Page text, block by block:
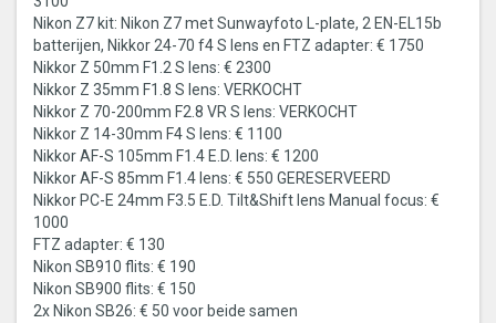
Nikon Z7 kit: Nikon Z7 met Sunwayfoto L-plate, 2 EN-EL15b
batterijen, Nikkor 24-70 f4 S lens en FTZ adapter: € 1750
Nikkor Z 50mm F1.2 S lens: € 2300
Nikkor Z 35mm F1.8 S lens: VERKOCHT
Nikkor Z 70-200mm F2.8 VR S lens: VERKOCHT
Nikkor Z 14-30mm F4 S lens: € 1100
Nikkor AF-S 105mm F1.4 E.D. lens: € 1200
Nikkor AF-S 85mm F1.4 lens: € 550 GERESERVEERD
Nikkor PC-E 24mm F3.5 E.D. Tilt&Shift lens Manual focus: €
1000
FTZ adapter: € 130
Nikon SB910 flits: € 190
Nikon SB900 flits: € 150
2x Nikon SB26: € 50 voor beide samen